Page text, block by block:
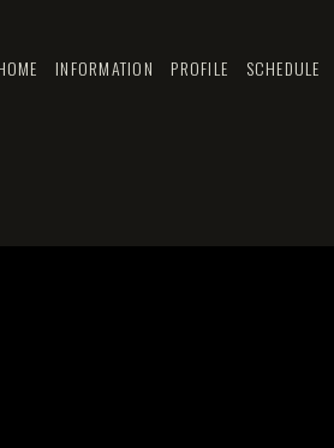
INFORMATION PROFILE SCHEDULE